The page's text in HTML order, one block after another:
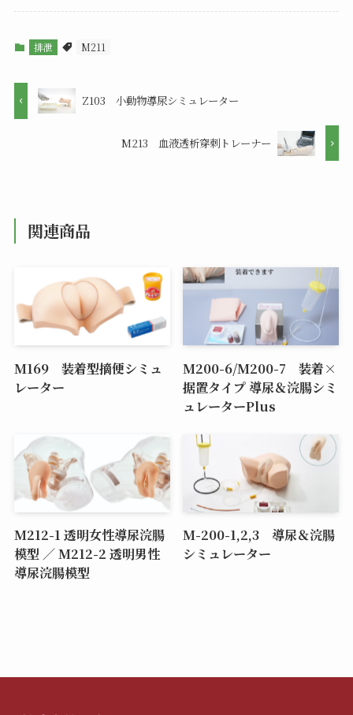
排泄 M211
Z103 小動物導尿シミュレーター
M213 血液透析穿刺トレーナー
関連商品
M169 装着型摘便シミュ
レーター
M200-6/M200-7 装着×
据置タイプ 導尿＆浣腸シミ
ュレーターPlus
M212-1 透明女性導尿浣腸
模型 ／ M212-2 透明男性
導尿浣腸模型
M-200-1,2,3 導尿＆浣腸
シミュレーター